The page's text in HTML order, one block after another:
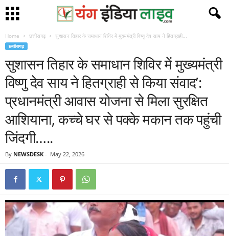
Home छत्तीसगढ़ सुशासन तिहार के समाधान शिविर में मुख्यमंत्री विष्णु देव साय ने हितग्राही...
छत्तीसगढ़
सुशासन तिहार के समाधान शिविर में मुख्यमंत्री
विष्णु देव साय ने हितग्राही से किया संवाद’:
प्रधानमंत्री आवास योजना से मिला सुरक्षित
आशियाना, कच्चे घर से पक्के मकान तक पहुंची
जिंदगी…..
By NEWSDESK - May 22, 2026